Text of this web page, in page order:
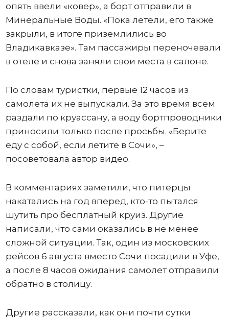
опять ввели «ковер», а борт отправили в
Минеральные Воды. «Пока летели, его также
закрыли, в итоге приземлились во
Владикавказе». Там пассажиры переночевали
в отеле и снова заняли свои места в салоне.
По словам туристки, первые 12 часов из
самолета их не выпускали. За это время всем
раздали по круассану, а воду бортпроводники
приносили только после просьбы. «Берите
еду с собой, если летите в Сочи», –
посоветовала автор видео.
В комментариях заметили, что питерцы
накатались на год вперед, кто-то пытался
шутить про бесплатный круиз. Другие
написали, что сами оказались в не менее
сложной ситуации. Так, один из московских
рейсов 6 августа вместо Сочи посадили в Уфе,
а после 8 часов ожидания самолет отправили
обратно в столицу.
Другие рассказали, как они почти сутки